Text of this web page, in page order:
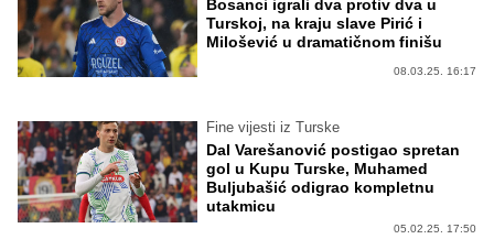
Bosanci igrali dva protiv dva u
Turskoj, na kraju slave Pirić i
Milošević u dramatičnom finišu
08.03.25. 16:17
Fine vijesti iz Turske
Dal Varešanović postigao spretan
gol u Kupu Turske, Muhamed
Buljubašić odigrao kompletnu
utakmicu
05.02.25. 17:50